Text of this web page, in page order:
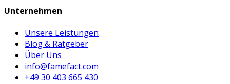
Unternehmen
Unsere Leistungen
Blog & Ratgeber
Über Uns
info@famefact.com
+49 30 403 665 430